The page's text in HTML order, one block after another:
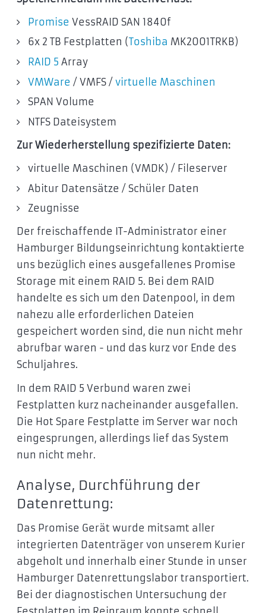
Promise VessRAID SAN 1840f
6x 2 TB Festplatten (Toshiba MK2001TRKB)
RAID 5 Array
VMWare / VMFS / virtuelle Maschinen
SPAN Volume
NTFS Dateisystem
Zur Wiederherstellung spezifizierte Daten:
virtuelle Maschinen (VMDK) / Fileserver
Abitur Datensätze / Schüler Daten
Zeugnisse
Der freischaffende IT-Administrator einer
Hamburger Bildungseinrichtung kontaktierte
uns bezüglich eines ausgefallenes Promise
Storage mit einem RAID 5. Bei dem RAID
handelte es sich um den Datenpool, in dem
nahezu alle erforderlichen Dateien
gespeichert worden sind, die nun nicht mehr
abrufbar waren - und das kurz vor Ende des
Schuljahres.
In dem RAID 5 Verbund waren zwei
Festplatten kurz nacheinander ausgefallen.
Die Hot Spare Festplatte im Server war noch
eingesprungen, allerdings lief das System
nun nicht mehr.
Analyse, Durchführung der
Datenrettung:
Das Promise Gerät wurde mitsamt aller
integrierten Datenträger von unserem Kurier
abgeholt und innerhalb einer Stunde in unser
Hamburger Datenrettungslabor transportiert.
Bei der diagnostischen Untersuchung der